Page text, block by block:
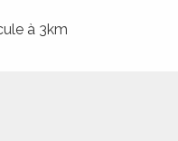
à 3km